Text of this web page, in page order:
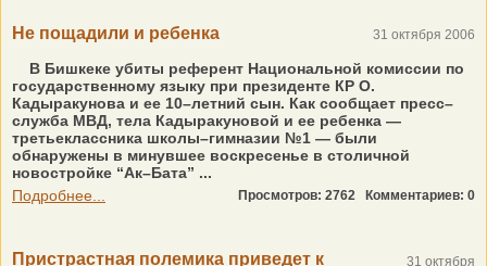
Не пощадили и ребенка 31 октября 2006
В Бишкеке убиты референт Национальной комиссии по
государственному языку при президенте КР О.
Кадыракунова и ее 10–летний сын. Как сообщает пресс–
служба МВД, тела Кадыракуновой и ее ребенка —
третьеклассника школы–гимназии №1 — были
обнаружены в минувшее воскресенье в столичной
новостройке “Ак–Бата” ...
Подробнее...
Просмотров: 2762 Комментариев: 0
Пристрастная полемика приведет к 31 октября